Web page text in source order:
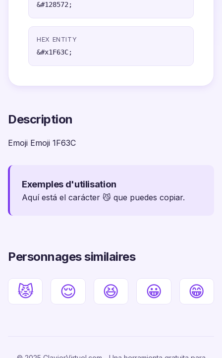
&#128572;
HEX ENTITY
&#x1F63C;
Description
Emoji Emoji 1F63C
Exemples d'utilisation
Aquí está el carácter 😼 que puedes copiar.
Personnages similaires
😾 😌 😆 😀 😁